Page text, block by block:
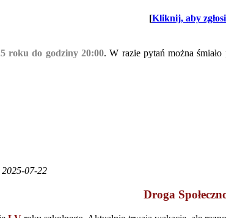
[Kliknij, aby
roku do godziny 20:00.W razie pytań można śmiało
07-22
Droga